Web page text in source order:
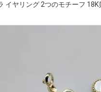
イヤリング 2つのモチーフ 18K